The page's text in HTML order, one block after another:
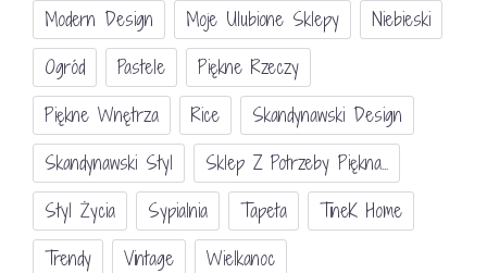
Modern Design
Moje Ulubione Sklepy
Niebieski
Ogród
Pastele
Piękne Rzeczy
Piękne Wnętrza
Rice
Skandynawski Design
Skandynawski Styl
Sklep Z Potrzeby Piękna...
Styl Życia
Sypialnia Tapeta
TineK Home
Trendy
Vintage
Wielkanoc